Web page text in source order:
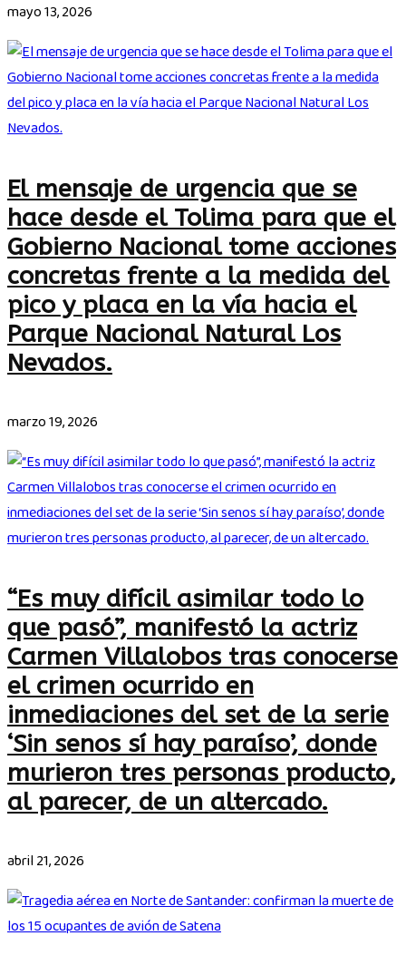
mayo 13, 2026
El mensaje de urgencia que se
hace desde el Tolima para que el
Gobierno Nacional tome acciones
concretas frente a la medida del
pico y placa en la vía hacia el
Parque Nacional Natural Los
Nevados.
marzo 19, 2026
“Es muy difícil asimilar todo lo
que pasó”, manifestó la actriz
Carmen Villalobos tras conocerse
el crimen ocurrido en
inmediaciones del set de la serie
‘Sin senos sí hay paraíso’, donde
murieron tres personas producto,
al parecer, de un altercado.
abril 21, 2026